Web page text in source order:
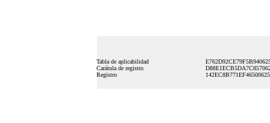
Tabla de aplicabilidad
Carátula de registro
Registro